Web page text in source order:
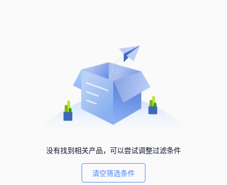
没有找到相关产品，可以尝试调整过滤条件
清空筛选条件